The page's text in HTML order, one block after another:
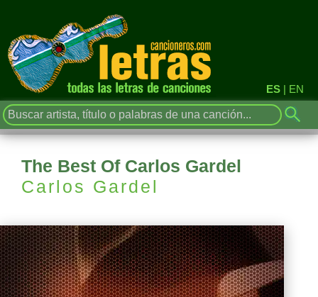
ES | EN
The Best Of Carlos Gardel
Carlos Gardel